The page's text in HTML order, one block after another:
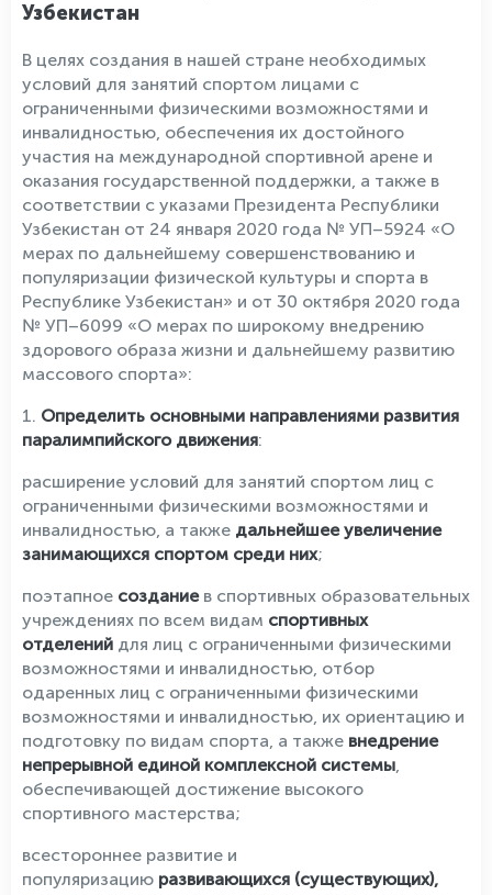
Узбекистан
В целях создания в нашей стране необходимых
условий для занятий спортом лицами с
ограниченными физическими возможностями и
инвалидностью, обеспечения их достойного
участия на международной спортивной арене и
оказания государственной поддержки, а также в
соответствии с указами Президента Республики
Узбекистан от 24 января 2020 года № УП–5924 «О
мерах по дальнейшему совершенствованию и
популяризации физической культуры и спорта в
Республике Узбекистан» и от 30 октября 2020 года
№ УП–6099 «О мерах по широкому внедрению
здорового образа жизни и дальнейшему развитию
массового спорта»:
1. Определить основными направлениями развития
паралимпийского движения:
расширение условий для занятий спортом лиц с
ограниченными физическими возможностями и
инвалидностью, а также дальнейшее увеличение
занимающихся спортом среди них;
поэтапное созданиев спортивных образовательных
учреждениях по всем видам спортивных
отделений для лиц с ограниченными физическими
возможностями и инвалидностью, отбор
одаренных лиц с ограниченными физическими
возможностями и инвалидностью, их ориентацию и
подготовку по видам спорта, а также внедрение
непрерывной единой комплексной системы,
обеспечивающей достижение высокого
спортивного мастерства;
всестороннее развитие и
популяризацию развивающихся (существующих),